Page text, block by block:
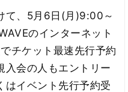
て、5月6日(月)9:00～
のインターネット
チケット最速先行予約
入会の人もエントリー
はイベント先行予約受